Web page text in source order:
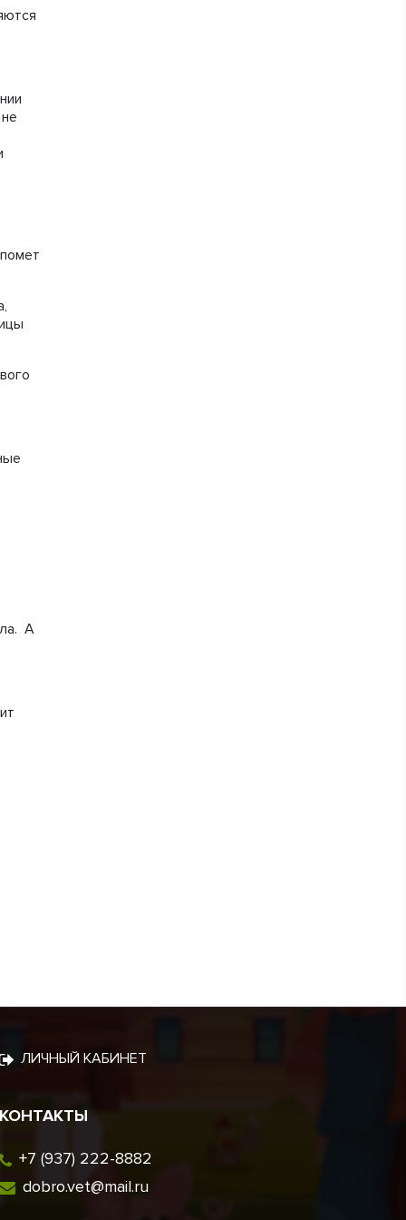
А
ЛИЧНЫЙ КАБИНЕТ
КОНТАКТЫ
+7 (937) 222-8882
dobro.vet@mail.ru